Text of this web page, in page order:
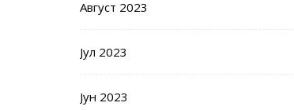
Август 2023
Јул 2023
Јун 2023